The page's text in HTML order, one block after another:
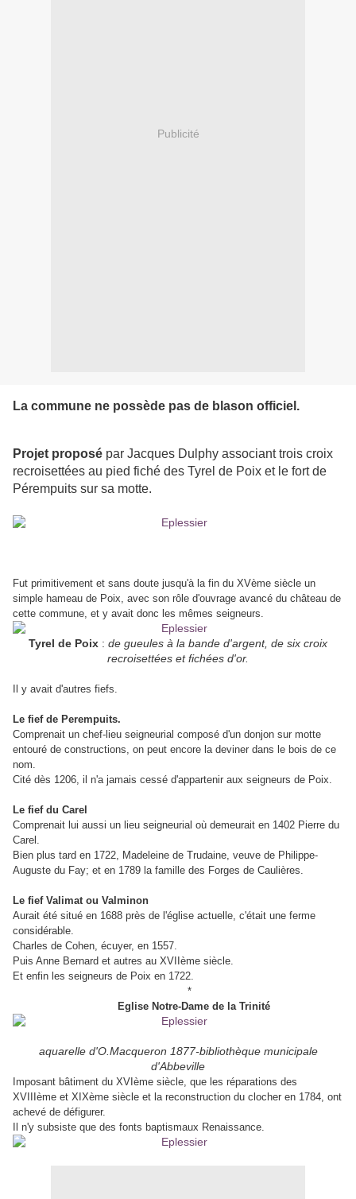
Publicité
La commune ne possède pas de blason officiel.
Projet proposé par Jacques Dulphy associant trois croix
recroisettées au pied fiché des Tyrel de Poix et le fort de
Pérempuits sur sa motte.
Fut primitivement et sans doute jusqu'à la fin du XVème siècle un
simple hameau de Poix, avec son rôle d'ouvrage avancé du château de
cette commune, et y avait donc les mêmes seigneurs.
Tyrel de Poix : de gueules à la bande d'argent, de six croix
recroisettées et fichées d'or.
Il y avait d'autres fiefs.
Le fief de Perempuits.
Comprenait un chef-lieu seigneurial composé d'un donjon sur motte
entouré de constructions, on peut encore la deviner dans le bois de ce
nom.
Cité dès 1206, il n'a jamais cessé d'appartenir aux seigneurs de Poix.
Le fief du Carel
Comprenait lui aussi un lieu seigneurial où demeurait en 1402 Pierre du
Carel.
Bien plus tard en 1722, Madeleine de Trudaine, veuve de Philippe-
Auguste du Fay; et en 1789 la famille des Forges de Caulières.
Le fief Valimat ou Valminon
Aurait été situé en 1688 près de l'église actuelle, c'était une ferme
considérable.
Charles de Cohen, écuyer, en 1557.
Puis Anne Bernard et autres au XVIIème siècle.
Et enfin les seigneurs de Poix en 1722.
*
Eglise Notre-Dame de la Trinité
aquarelle d'O.Macqueron 1877-bibliothèque municipale
d'Abbeville
Imposant bâtiment du XVIème siècle, que les réparations des
XVIIIème et XIXème siècle et la reconstruction du clocher en 1784, ont
achevé de défigurer.
Il n'y subsiste que des fonts baptismaux Renaissance.